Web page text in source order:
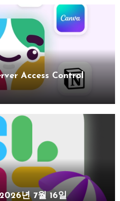
Access Control
년 7월 16일